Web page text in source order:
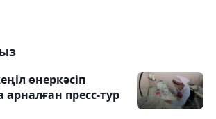
өнеркәсіп
пресс-тур